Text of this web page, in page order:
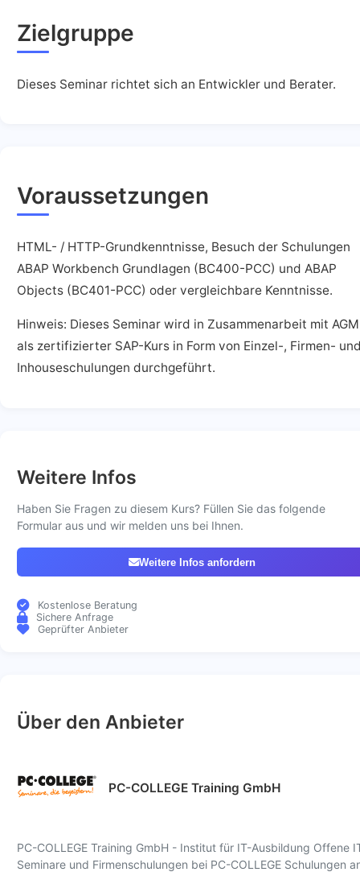
Zielgruppe
Dieses Seminar richtet sich an Entwickler und Berater.
Voraussetzungen
HTML- / HTTP-Grundkenntnisse, Besuch der Schulungen
ABAP Workbench Grundlagen (BC400-PCC) und ABAP
Objects (BC401-PCC) oder vergleichbare Kenntnisse.
Hinweis: Dieses Seminar wird in Zusammenarbeit mit AGM
als zertifizierter SAP-Kurs in Form von Einzel-, Firmen-
Inhouseschulungen durchgeführt.
Weitere Infos
Haben Sie Fragen zu diesem Kurs? Füllen Sie das folgende
Formular aus und wir melden uns bei Ihnen.
Weitere Infos anfordern
Kostenlose Beratung
Sichere Anfrage
Geprüfter Anbieter
Über den Anbieter
PC-COLLEGE Training GmbH
PC-COLLEGE Training GmbH - Institut für IT-Ausbildung Offene
Seminare und Firmenschulungen bei PC-COLLEGE Schulungen